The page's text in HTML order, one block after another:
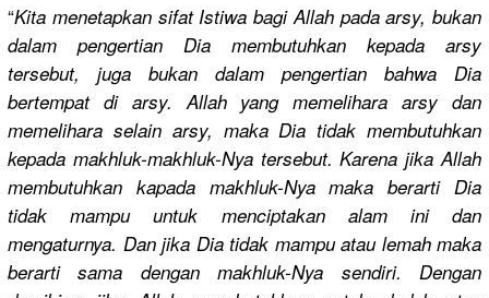
“Kita menetapkansifat Istiwa bagi Allah pada arsy, bukan
dalam pengertian Dia membutuhkan kepada arsy
tersebut, juga bukan dalam pengertian bahwa Dia
bertempat di arsy. Allah yang memelihara arsy dan
memelihara selain arsy, maka Dia tidak membutuhkan
kepada makhluk-makhluk-Nya tersebut. Karena jika Allah
membutuhkan kapada makhluk-Nya maka berarti Dia
tidak mampu untuk menciptakan alam ini dan
mengaturnya. Dan jika Dia tidak mampu atau lemah maka
berarti sama dengan makhluk-Nya sendiri. Dengan